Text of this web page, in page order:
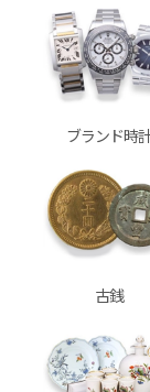
ブランド時
古銭